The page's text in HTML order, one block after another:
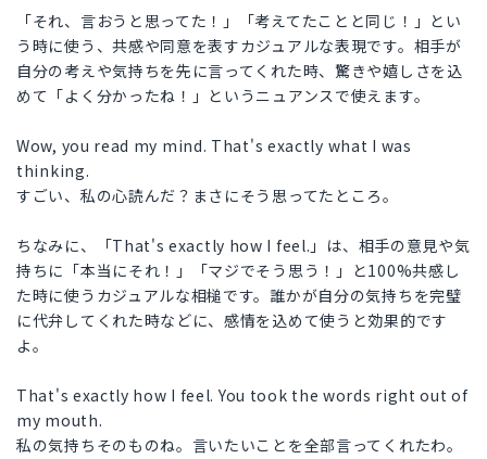
「それ、言おうと思ってた！」「考えてたことと同じ！」とい
う時に使う、共感や同意を表すカジュアルな表現です。相手が
自分の考えや気持ちを先に言ってくれた時、驚きや嬉しさを込
めて「よく分かったね！」というニュアンスで使えます。
Wow, you read my mind. That's exactly what I was
thinking.
すごい、私の心読んだ？まさにそう思ってたところ。
ちなみに、「That's exactly how I feel.」は、相手の意見や気
持ちに「本当にそれ！」「マジでそう思う！」と100%共感し
た時に使うカジュアルな相槌です。誰かが自分の気持ちを完璧
に代弁してくれた時などに、感情を込めて使うと効果的です
よ。
That's exactly how I feel. You took the words right out of
my mouth.
私の気持ちそのものね。言いたいことを全部言ってくれたわ。